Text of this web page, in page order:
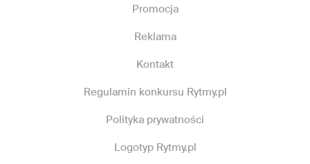
Promocja
Reklama
Kontakt
Regulamin konkursu Rytmy.pl
Polityka prywatności
Logotyp Rytmy.pl